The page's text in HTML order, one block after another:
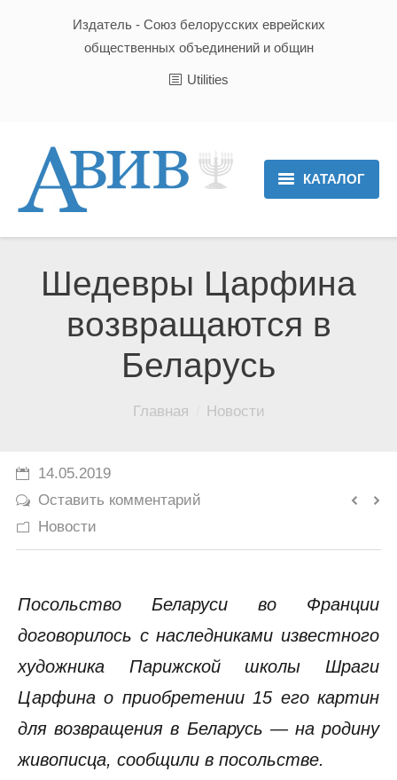
Издатель - Союз белорусских еврейских
общественных объединений и общин
Utilities
КАТАЛОГ
Культура и Традиции
Шедевры Царфина
возвращаются в
Беларусь
Главная Новости
14.05.2019
Оставить комментарий
Новости
Посольство Беларуси во Франции
договорилось с наследниками известного
художника Парижской школы Шраги
Царфина о приобретении 15 его картин
для возвращения в Беларусь — на родину
живописца, сообщили в посольстве.